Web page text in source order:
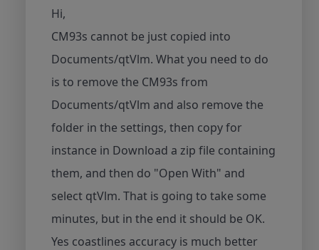
Hi,
CM93s cannot be just copied into
Documents/qtVlm. What you need to do
is to remove the CM93s from
Documents/qtVlm and also remove the
folder in the settings, then copy for
instance in Download a zip file containing
them, and then do "Open With" and
select qtVlm. That is going to take some
minutes, but in the end it should be OK.
Yes coastlines accuracy is much better